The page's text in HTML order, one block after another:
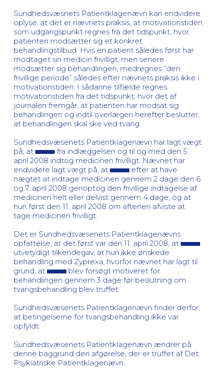
Sundhedsvæsnets Patientklagenævn kan endvidere
oplyse, at det er nævnets praksis, at motivationstiden
som udgangspunkt regnes fra det tidspunkt, hvor
patienten modsætter sig et konkret
behandlingstilbud. Hvis en patient således først har
modtaget sin medicin frivilligt, men senere
modsætter sig behandlingen, medregnes ”den
frivillige periode” således efter nævnets praksis ikke i
motivationstiden. I sådanne tilfælde regnes
motivationstiden fra det tidspunkt, hvor det af
journalen fremgår, at patienten har modsat sig
behandlingen og indtil overlægen herefter beslutter,
at behandlingen skal ske ved tvang.
Sundhedsvæsenets Patientklagenævn har lagt vægt
på, at
fra indlæggelsen og til og med den 5.
april 2008 indtog medicinen frivilligt. Nævnet har
endvidere lagt vægt på, at
efter at have
nægtet at indtage medicinen gennem 2 dage den 6.
og 7. april 2008 genoptog den frivillige indtagelse af
medicinen helt eller delvist gennem 4 dage, og at
hun først den 11. april 2008 om aftenen afviste at
tage medicinen frivilligt.
Det er Sundhedsvæsenets Patientklagenævns
opfattelse, at det først var den 11. april 2008, at
utvetydigt tilkendegav, at hun ikke ønskede
behandling med Zyprexa, hvorfor nævnet har lagt til
grund, at
blev forsøgt motiveret for
behandlingen gennem 3 dage før beslutning om
tvangsbehandling blev truffet.
Sundhedsvæsenets Patientklagenævn finder derfor,
at betingelserne for tvangsbehandling ikke var
opfyldt.
Sundhedsvæsenets Patientklagenævn ændrer på
denne baggrund den afgørelse, der er truffet af Det
Psykiatriske Patientklagenævn .